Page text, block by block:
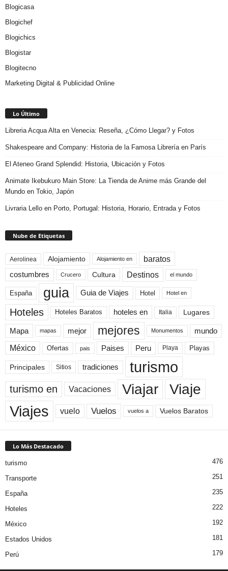
Blogicasa
Blogichef
Blogichics
Blogistar
Blogitecno
Marketing Digital & Publicidad Online
Lo Último
Libreria Acqua Alta en Venecia: Reseña, ¿Cómo Llegar? y Fotos
Shakespeare and Company: Historia de la Famosa Librería en París
El Ateneo Grand Splendid: Historia, Ubicación y Fotos
Animate Ikebukuro Main Store: La Tienda de Anime más Grande del
Mundo en Tokio, Japón
Livraria Lello en Porto, Portugal: Historia, Horario, Entrada y Fotos
Nube de Etiquetas
Aerolinea Alojamiento Alojamiento en baratos
costumbres Crucero Cultura Destinos el mundo
España guia Guia de Viajes Hotel Hotel en
Hoteles Hoteles Baratos hoteles en Italia Lugares
Mapa mapas mejor mejores Monumentos mundo
México Ofertas pais Paises Peru Playa Playas
Principales Sitios tradiciones turismo
turismo en Vacaciones Viajar Viaje
Viajes vuelo Vuelos vuelos a Vuelos Baratos
Lo Más Destacado
turismo 476
Transporte 251
España 235
Hoteles 222
México 192
Estados Unidos 181
Perú 179